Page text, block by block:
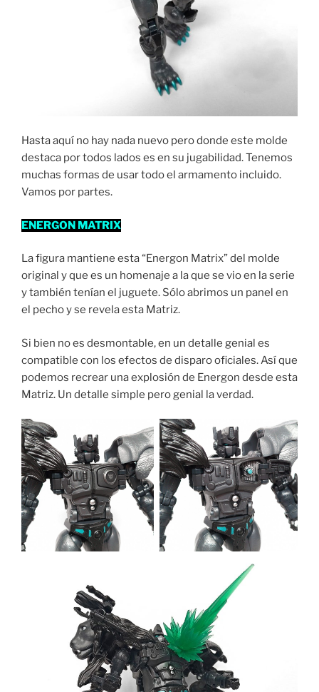
Hasta aquí no hay nada nuevo pero donde este molde
destaca por todos lados es en su jugabilidad. Tenemos
muchas formas de usar todo el armamento incluido.
Vamos por partes.
ENERGON MATRIX
La figura mantiene esta “Energon Matrix” del molde
original y que es un homenaje a la que se vio en la serie
y también tenían el juguete. Sólo abrimos un panel en
el pecho y se revela esta Matriz.
Si bien no es desmontable, en un detalle genial es
compatible con los efectos de disparo oficiales. Así que
podemos recrear una explosión de Energon desde esta
Matriz. Un detalle simple pero genial la verdad.